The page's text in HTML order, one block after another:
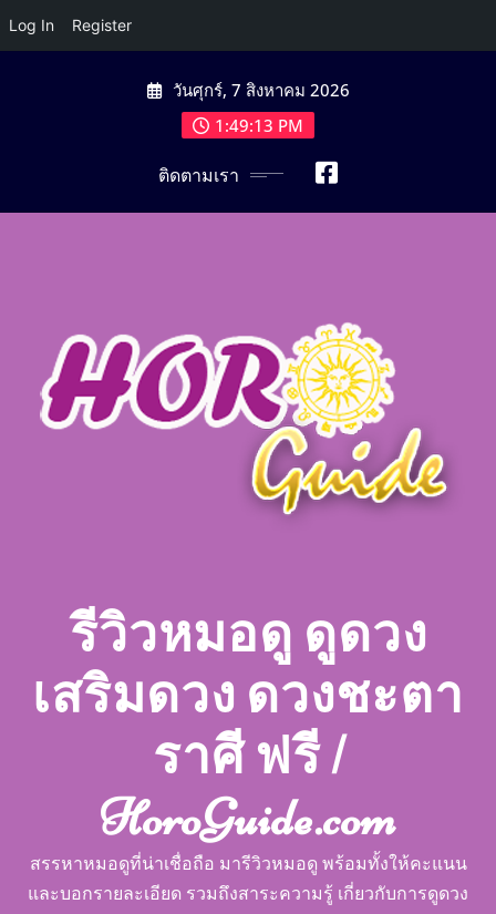
Log In Register
วันศุกร์, 7 สิงหาคม 2026
1:49:14 PM
ติดตามเรา
รีวิวหมอดู ดูดวง
เสริมดวง ดวงชะตา
ราศี ฟรี |
HoroGuide.com
สรรหาหมอดูที่น่าเชื่อถือ มารีวิวหมอดู พร้อมทั้งให้คะแนน
และบอกรายละเอียด รวมถึงสาระความรู้ เกี่ยวกับการดูดวง